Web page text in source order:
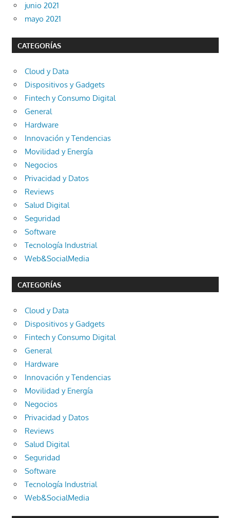
junio 2021
mayo 2021
CATEGORÍAS
Cloud y Data
Dispositivos y Gadgets
Fintech y Consumo Digital
General
Hardware
Innovación y Tendencias
Movilidad y Energía
Negocios
Privacidad y Datos
Reviews
Salud Digital
Seguridad
Software
Tecnología Industrial
Web&SocialMedia
CATEGORÍAS
Cloud y Data
Dispositivos y Gadgets
Fintech y Consumo Digital
General
Hardware
Innovación y Tendencias
Movilidad y Energía
Negocios
Privacidad y Datos
Reviews
Salud Digital
Seguridad
Software
Tecnología Industrial
Web&SocialMedia